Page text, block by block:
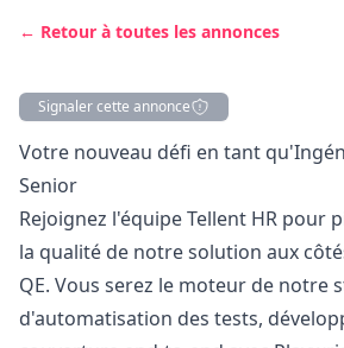
← Retour à toutes les annonces
Signaler cette annonce
Description
Votre nouveau défi en tant
Senior
Rejoignez l'équipe Tellent HR pour
la qualité de notre solution aux
QE. Vous serez le moteur de notre
d'automatisation des tests,